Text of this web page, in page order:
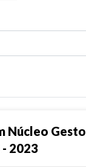
Núcleo
- 2023